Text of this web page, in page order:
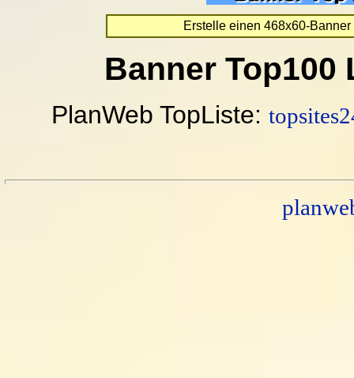
Erstelle einen 468x60-
Banner
PlanWeb TopListe: